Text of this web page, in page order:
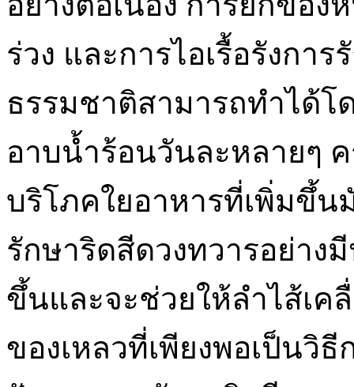
ร่วง และการไอเรื้อรังกา
ธรรมชาติสามารถทำได้โ
อาบน้ำร้อนวันละหลายๆ
บริโภคใยอาหารที่เพิ่มขึ้น
รักษาริดสีดวงทวารอย่าง
ขึ้นและจะช่วยให้ลำไส้เค
ของเหลวที่เพียงพอเป็นวิ